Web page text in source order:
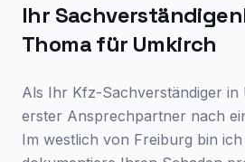
Ihr
Thoma für Umkirch
Als Ihr Kfz-Sachverständiger
erster Ansprechpartner nach
Im westlich von Freiburg bin